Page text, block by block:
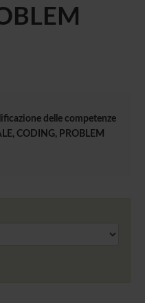
delle competenze
CODING, PROBLEM